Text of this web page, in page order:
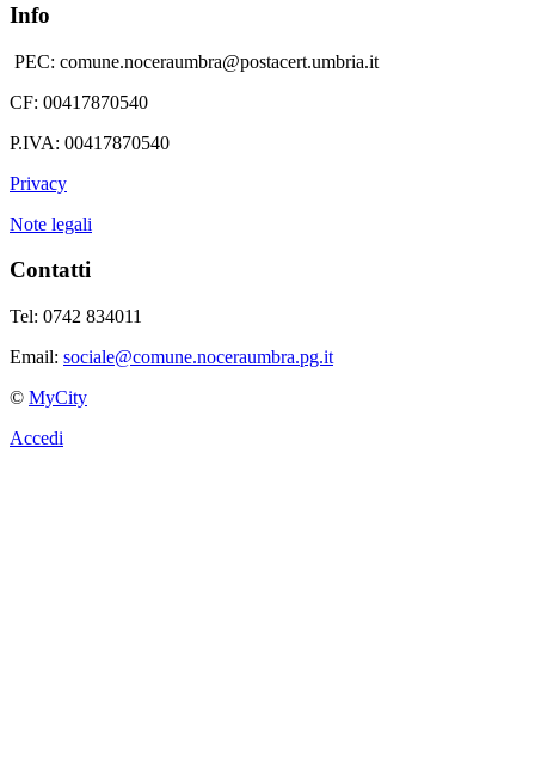
Info
PEC: comune.noceraumbra@postacert.umbria.it
CF: 00417870540
P.IVA: 00417870540
Privacy
Note legali
Contatti
Tel: 0742 834011
Email: sociale@comune.noceraumbra.pg.it
© MyCity
Accedi